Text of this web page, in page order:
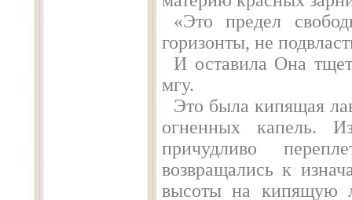
«Это предел
горизонты, не
И оставила Она
мгу.
Это была кипящая
огненных капель.
причудливо
возвращались к
высоты на кипящую